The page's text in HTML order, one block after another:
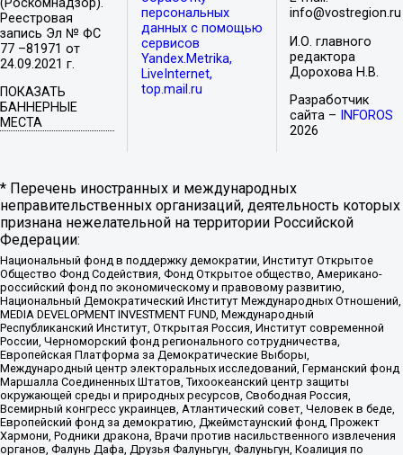
Реестровая
запись Эл № ФС
77 –81971 от
24.09.2021 г.
ПОКАЗАТЬ
БАННЕРНЫЕ
МЕСТА
персональных
данных с помощью
сервисов
Yandex.Metrika,
LiveInternet,
top.mail.ru
info@vostregion.ru
И.О. главного
редактора
Дорохова Н.В.
Разработчик
сайта –
INFOROS
2026
* Перечень иностранных и международных
неправительственных организаций, деятельность которых
признана нежелательной на территории Российской
Федерации:
Национальный фонд в поддержку демократии, Институт Открытое
Общество Фонд Содействия, Фонд Открытое общество, Американо-
российский фонд по экономическому и правовому развитию,
Национальный Демократический Институт Международных Отношений,
MEDIA DEVELOPMENT INVESTMENT FUND, Международный
Республиканский Институт, Открытая Россия, Институт современной
России, Черноморский фонд регионального сотрудничества,
Европейская Платформа за Демократические Выборы,
Международный центр электоральных исследований, Германский фонд
Маршалла Соединенных Штатов, Тихоокеанский центр защиты
окружающей среды и природных ресурсов, Свободная Россия,
Всемирный конгресс украинцев, Атлантический совет, Человек в беде,
Европейский фонд за демократию, Джеймстаунский фонд, Прожект
Хармони, Родники дракона, Врачи против насильственного извлечения
органов, Фалунь Дафа, Друзья Фалуньгун, Фалуньгун, Коалиция по